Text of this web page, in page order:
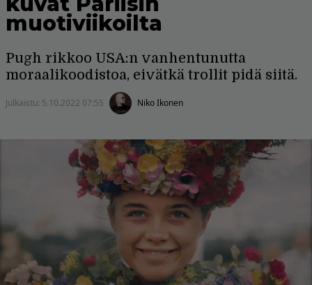
muotiviikoilta
Pugh rikkoo USA:n vanhentunutta
moraalikoodistoa, eivätkä trollit pidä siitä.
Julkaistu: 5.10.2022 07:55 Niko Ikonen